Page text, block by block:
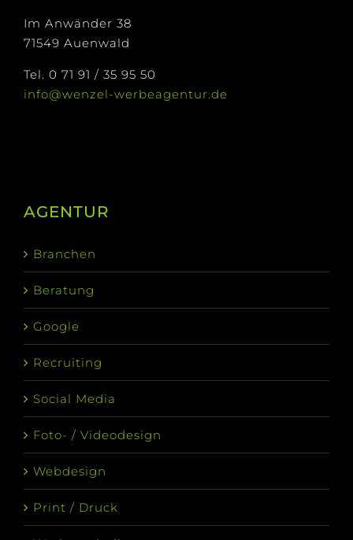
Im Anwänder 38
71549 Auenwald
Tel. 0 71 91 / 35 95 50
info@wenzel-werbeagentur.de
AGENTUR
Branchen
Beratung
Google
Recruiting
Social Media
Foto- / Videodesign
Webdesign
Print / Druck